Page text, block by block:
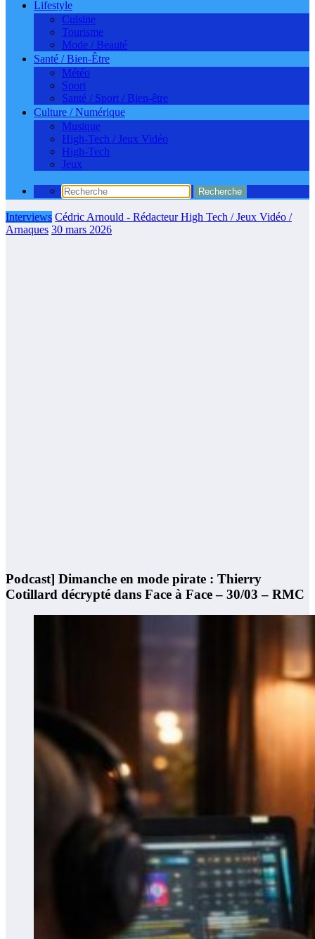
Lifestyle
Cuisine
Tourisme
Mode / Beauté
Santé / Bien-Être
Météo
Sport
Santé / Sport / Bien-être
Culture / Numérique
Musique
High-Tech / Jeux Vidéo
High-Tech
Jeux
Interviews Cédric Arnould - Rédacteur High Tech / Jeux Vidéo /
Arnaques 30 mars 2026
Podcast] Dimanche en mode pirate : Thierry
Cotillard décrypté dans Face à Face – 30/03 – RMC